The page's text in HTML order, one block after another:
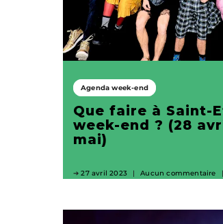
Agenda week-end
Que faire à Saint-
week-end ? (28
mai)
27 avril 2023 Aucun commentaire